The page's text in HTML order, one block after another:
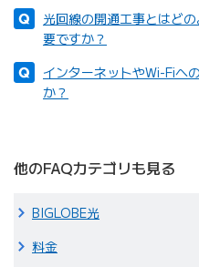
光回線の開通工事とはど
要ですか？
インターネットやWi-Fiへ
か？
他のFAQカテゴリも見る
BIGLOBE光
料金